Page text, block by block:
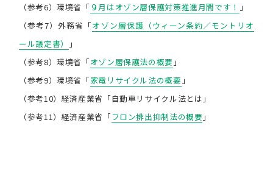
（参考6）環境省「 ９月はオゾン層保護対策推進月間です！ 」
（参考7）外務省「オゾン層保護（ウィーン条約／モントリオ
ール議定書）
」
（参考8）環境省「オゾン層保護法の概要 」
（参考9）環境省「家電リサイクル法の概要 」
（参考10）経済産業省「自動車リサイクル法とは」
（参考11）経済産業省「フロン排出抑制法の概要 」